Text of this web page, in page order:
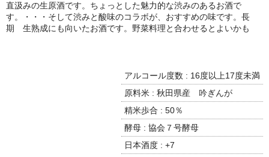
諏訪泉 諏訪酒造（鳥取県八頭郡智頭町）
旭菊・綾花 旭菊酒造（福岡県久留米市）
小鹿 小鹿酒造（鹿児島県鹿屋市)
直汲みの生原酒です。ちょっとした魅力的な渋みのあるお酒で
す。・・・そして渋みと酸味のコラボが、おすすめの味です。長
期 生熟成にも向いたお酒です。野菜料理と合わせるとよいかも
アルコール度数 : 16度以上17度未満
原料米 : 秋田県産 吟ぎんが
精米歩合 : 50％
酵母 : 協会７号酵母
日本酒度 : +7